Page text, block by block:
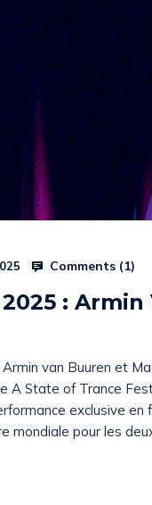
Comments (1)
:
van Buuren et
A State of Trance
exclusive
mondiale pour les